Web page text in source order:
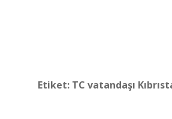
Etiket: TC vatandaşı